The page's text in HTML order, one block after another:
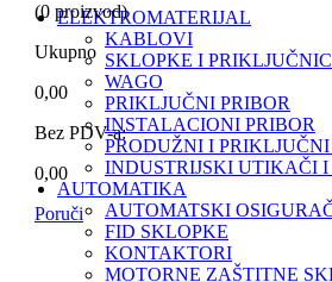
(0 proizvod)
Ukupno
0,00
Bez PDV-a:
0,00
Poruči
ELEKTROMATERIJAL
KABLOVI
SKLOPKE I
WAGO
PRIKLJUČNI PRIBOR
INSTALACIONI PRIBOR
PRODUŽNI I
INDUSTRIJSKI UTIKAČI
AUTOMATIKA
AUTOMATSKI
FID SKLOPKE
KONTAKTORI
MOTORNE ZAŠTITNE